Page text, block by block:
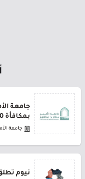
جامعة
بمكافأة 3,000 ريال
جامعة
نيوم